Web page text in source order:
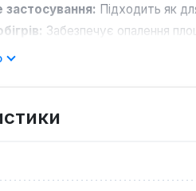
застосування: Підходить як
Забезпечує опалення
2R - 154,5 (2600 Вт) є